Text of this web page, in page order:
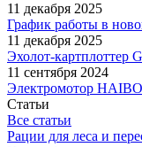
11 декабря 2025
График работы в
11 декабря 2025
Эхолот-картплоттер
11 сентября 2024
Электромотор
Статьи
Все статьи
Рации для леса и